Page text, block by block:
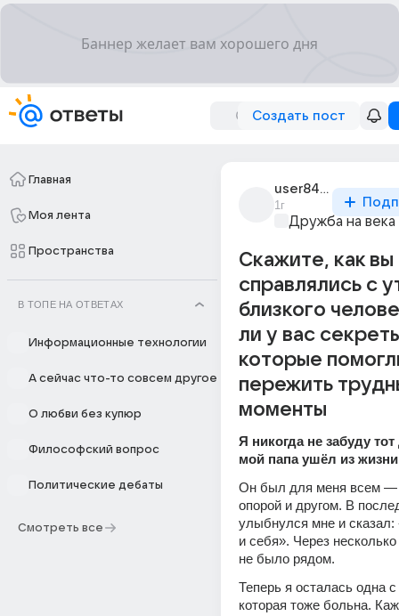
Создать пост
Главная
Моя лента
Пространства
В ТОПЕ НА ОТВЕТАХ
Информационные технологии
А сейчас что-то совсем другое
О любви без купюр
Философский вопрос
Политические дебаты
Смотреть все
user8484782
1г
Дружба на века
Скажите, как вы
справлялись с
близкого
ли у вас
которые
пережить
моменты
Я никогда не забуду тот
мой папа ушёл из
Он был для меня всем —
опорой и другом. В
улыбнулся мне и сказал:
и себя». Через
не было рядом.
Теперь я осталась одна
которая тоже больна.